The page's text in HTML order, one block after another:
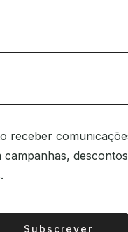
de satisfação inédito
receber
campanhas,
Subscrever